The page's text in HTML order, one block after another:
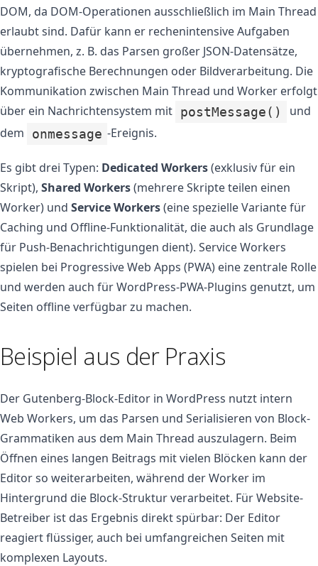
DOM, da DOM-Operationen ausschließlich im Main Thread
erlaubt sind. Dafür kann er rechenintensive Aufgaben
übernehmen, z. B. das Parsen großer JSON-Datensätze,
kryptografische Berechnungen oder Bildverarbeitung. Die
Kommunikation zwischen Main Thread und Worker erfolgt
über ein Nachrichtensystem mit postMessage()
und
dem
onmessage -Ereignis.
Es gibt drei Typen: Dedicated Workers(exklusiv für ein
Skript), Shared Workers(mehrere Skripte teilen einen
Worker) und Service Workers(eine spezielle Variante für
Caching und Offline-Funktionalität, die auch als Grundlage
für Push-Benachrichtigungen dient). Service Workers
spielen bei Progressive Web Apps (PWA) eine zentrale Rolle
und werden auch für WordPress-PWA-Plugins genutzt, um
Seiten offline verfügbar zu machen.
Beispiel aus der Praxis
Der Gutenberg-Block-Editor in WordPress nutzt intern
Web Workers, um das Parsen und Serialisieren von Block-
Grammatiken aus dem Main Thread auszulagern. Beim
Öffnen eines langen Beitrags mit vielen Blöcken kann der
Editor so weiterarbeiten, während der Worker im
Hintergrund die Block-Struktur verarbeitet. Für Website-
Betreiber ist das Ergebnis direkt spürbar: Der Editor
reagiert flüssiger, auch bei umfangreichen Seiten mit
komplexen Layouts.